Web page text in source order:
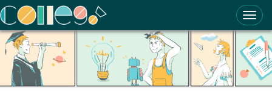
ColleGo! 大學選才與高中育才輔助系統